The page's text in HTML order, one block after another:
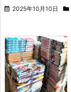
2025年10月10日